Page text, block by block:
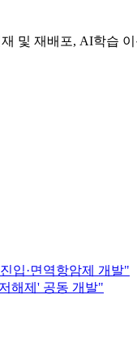
및 재배포, AI학습
입·면역항암제 개발"
해제' 공동 개발"